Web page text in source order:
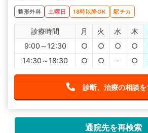
整形外科 土曜日 18時以降OK 駅チカ
診療時間 月 火 水 木
9:00～12:30
○ ○ ○ ○
14:30～18:30
○ ○ - ○
診断、治療の相談を
通院先を再検索